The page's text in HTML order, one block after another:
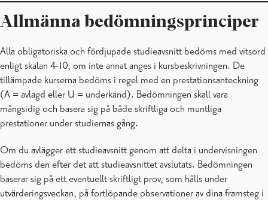
Allmänna bedömningsprinciper
Alla obligatoriska och fördjupade studieavsnitt bedöms med vitsord
enligt skalan 4-10, om inte annat anges i kursbeskrivningen. De
tillämpade kurserna bedöms i regel med en prestationsanteckning
(A = avlagd eller U = underkänd). Bedömningen skall vara
mångsidig och basera sig på både skriftliga och muntliga
prestationer under studiernas gång.
Om du avlägger ett studieavsnitt genom att delta i undervisningen
bedöms den efter det att studieavsnittet avslutats. Bedömningen
baserar sig på ett eventuellt skriftligt prov, som hålls under
utvärderingsveckan, på fortlöpande observationer av dina framsteg i